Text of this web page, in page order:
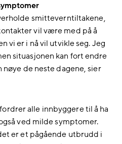
smitteverntiltakene,
vil være med på å
vi er i nå vil utvikle seg. Jeg
situasjonen kan fort endre
nøye de neste dagene, sier
alle innbyggere til å ha
ved milde symptomer.
er et pågående utbrudd i